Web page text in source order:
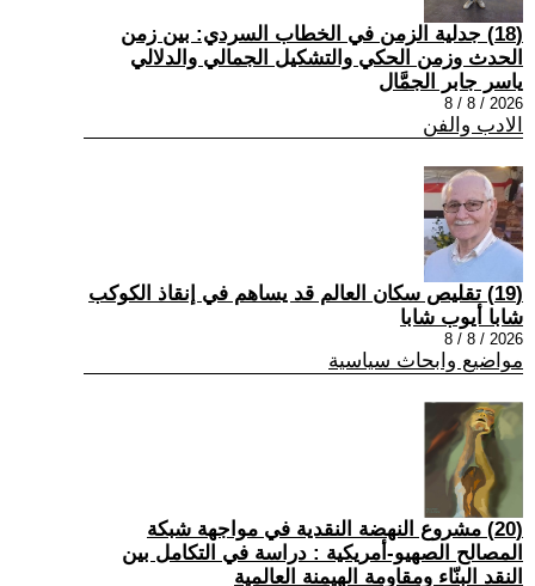
(18) جدلية الزمن في الخطاب السردي: بين زمن
الحدث وزمن الحكي والتشكيل الجمالي والدلالي
ياسر جابر الجمَّال
2026 / 8 / 8
الادب والفن
(19) تقليص سكان العالم قد يساهم في إنقاذ الكوكب
شابا أيوب شابا
2026 / 8 / 8
مواضيع وابحاث سياسية
(20) مشروع النهضة النقدية في مواجهة شبكة
المصالح الصهيو-أمريكية : دراسة في التكامل بين
النقد البنّاء ومقاومة الهيمنة العالمية